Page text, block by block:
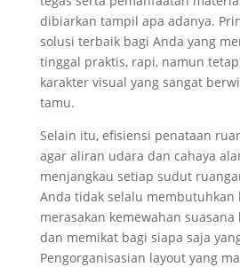
dibiarkan tampil apa adanya.
solusi terbaik bagi Anda yang
tinggal praktis, rapi, namun
karakter visual yang sangat
tamu.
Selain itu, efisiensi penataan
agar aliran udara dan cahaya
menjangkau setiap sudut
Anda tidak selalu
merasakan kemewahan
dan memikat bagi siapa saja
Pengorganisasian layout yang